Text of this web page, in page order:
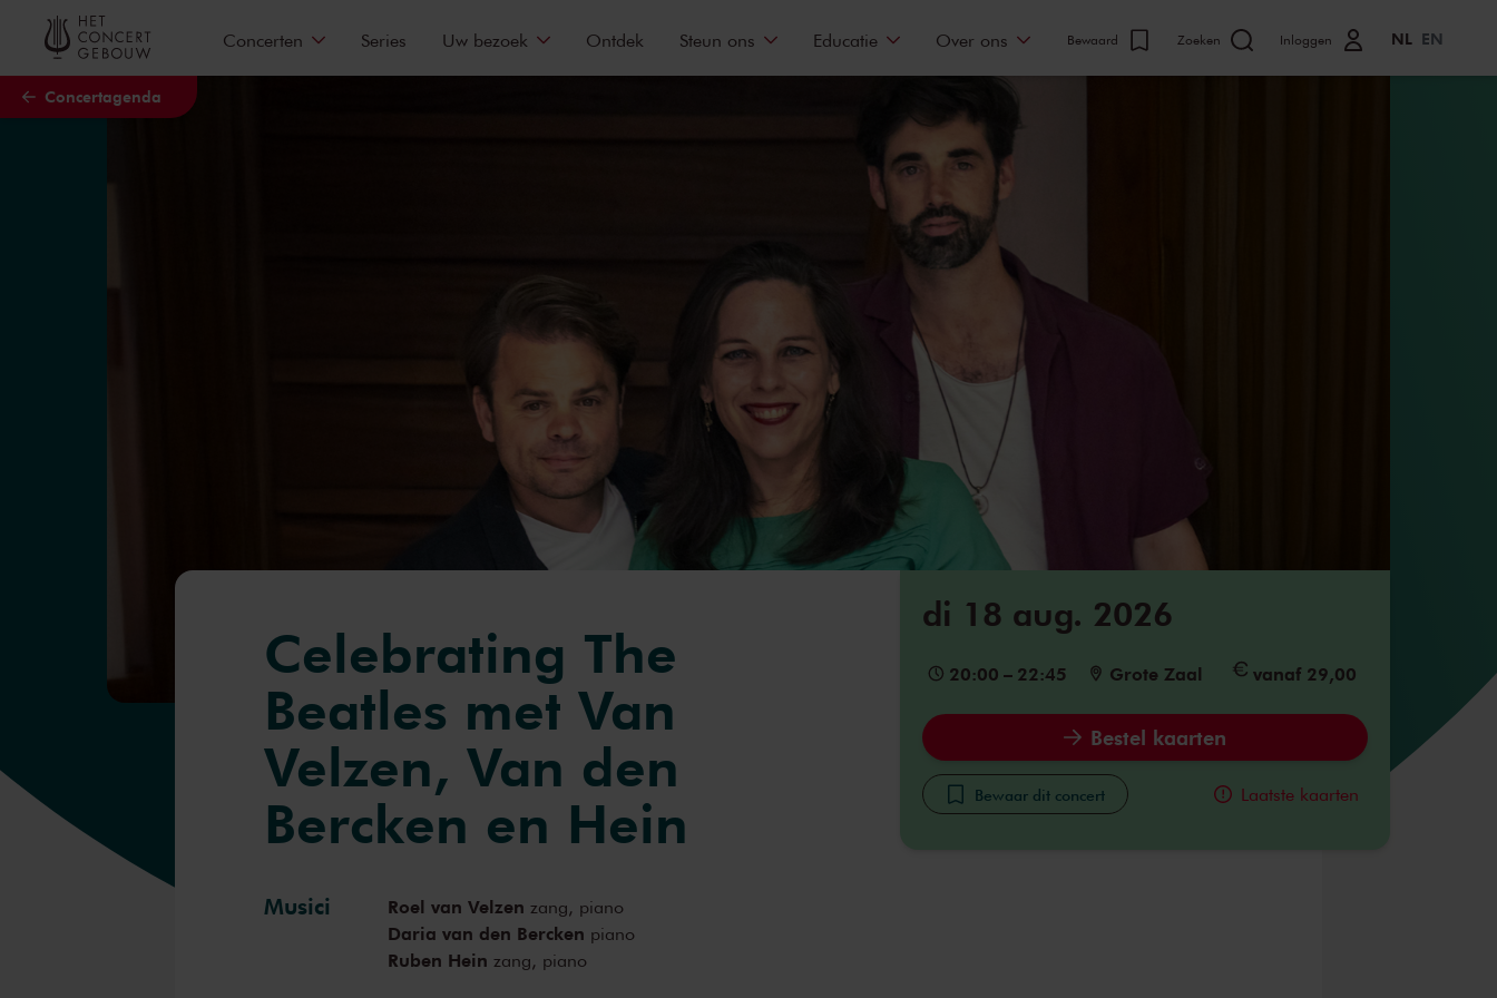
Naar hoofdcontent
Concertagenda
Concerten Series Uw bezoek Ontdek Steun ons Educatie Over ons Bewaard Zoeken Inloggen NL EN
di 18 aug. 2026
20:00 – 22:45 Grote Zaal vanaf 29,00
Bestel kaarten
Bewaar dit concert Laatste kaarten
Celebrating The
Beatles met Van
Velzen, Van den
Bercken en Hein
Musici Roel van Velzen zang, piano
Daria van den Bercken piano
Ruben Hein zang, piano